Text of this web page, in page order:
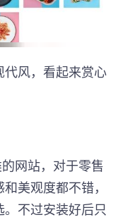
风，看起来赏心
网站，对于零售
美观度都不错，
不过安装好后只